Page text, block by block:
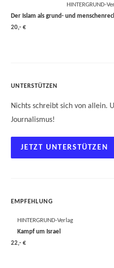
HINTERGRUND-
Der Islam als grund- und
20,- €
UNTERSTÜTZEN
Nichts schreibt sich von allein.
Journalismus!
JETZT UNTERSTÜTZEN
EMPFEHLUNG
HINTERGRUND-Verlag
Kampf um Israel
22,- €